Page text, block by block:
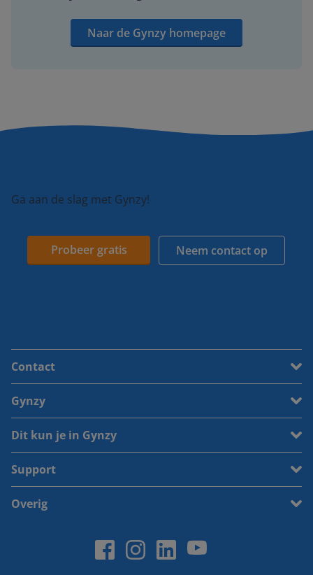
Naar de Gynzy homepage
Ga aan de slag met Gynzy!
Probeer gratis Neem contact op
Contact
Gynzy
Dit kun je in Gynzy
Support
Overig